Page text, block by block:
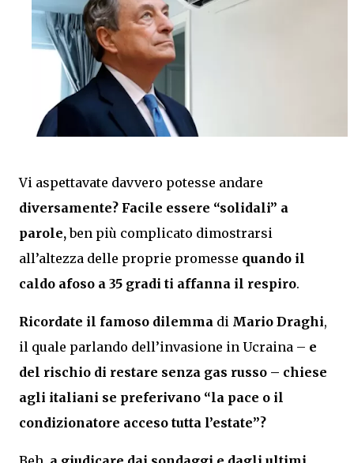
Vi aspettavate davvero potesse andare
diversamente? Facile essere “solidali” a
parole,ben più complicato dimostrarsi
all’altezza delle proprie promesse quando il
caldo afoso a 35 gradi ti affanna il respiro.
Ricordate il famoso dilemma di Mario Draghi,
il quale parlando dell’invasione in Ucraina – e
del rischio di restare senza gas russo – chiese
agli italiani se preferivano “la pace o il
condizionatore acceso tutta l’estate”?